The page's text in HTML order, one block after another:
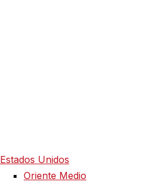
Estados Unidos
Oriente Medio